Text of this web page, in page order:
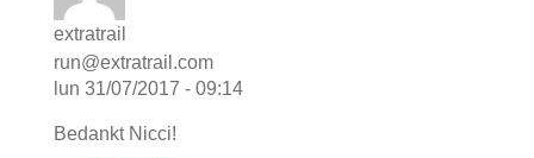
extratrail
run@extratrail.com
lun 31/07/2017 - 09:14
Bedankt Nicci!